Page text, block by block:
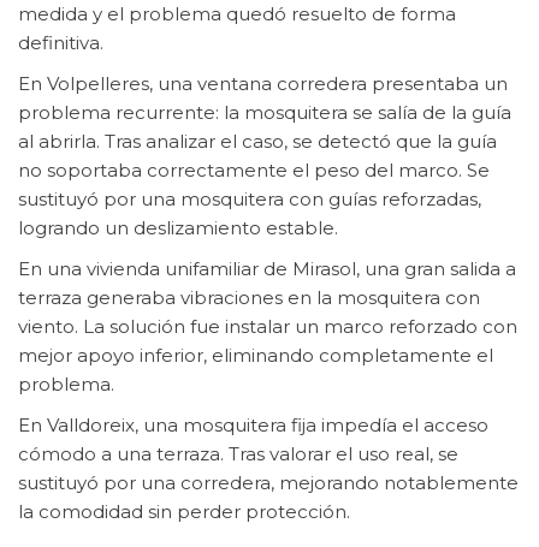
medida y el problema quedó resuelto de forma
definitiva.
En Volpelleres, una ventana corredera presentaba un
problema recurrente: la mosquitera se salía de la guía
al abrirla. Tras analizar el caso, se detectó que la guía
no soportaba correctamente el peso del marco. Se
sustituyó por una mosquitera con guías reforzadas,
logrando un deslizamiento estable.
En una vivienda unifamiliar de Mirasol, una gran salida a
terraza generaba vibraciones en la mosquitera con
viento. La solución fue instalar un marco reforzado con
mejor apoyo inferior, eliminando completamente el
problema.
En Valldoreix, una mosquitera fija impedía el acceso
cómodo a una terraza. Tras valorar el uso real, se
sustituyó por una corredera, mejorando notablemente
la comodidad sin perder protección.